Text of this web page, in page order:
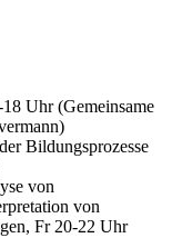
Uhr (Gemeinsame
Bildungsprozesse
von
von
Fr 20-22 Uhr